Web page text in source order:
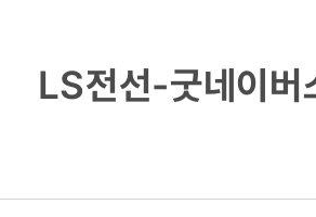
LS전선-
방글라데시
LS전선-굿네이버